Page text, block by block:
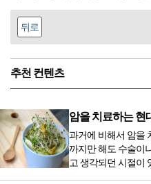
뒤로
추천 컨텐츠
암을 치료하는 현
과거에 비해서 암을
까지만 해도 수술이
고 생각되던 시절이